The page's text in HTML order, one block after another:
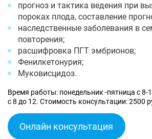
прогноз и тактика ведения при
пороках плода, составление
наследственные заболевания в
повторения;
расшифровка ПГТ эмбрионов;
Фенилкетонурия;
Муковисцидоз.
Время работы: понедельник -пятница с 8-
с 8 до 12. Стоимость консультации: 2500
Онлайн консультация